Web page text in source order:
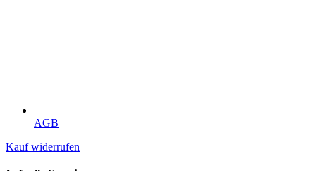
AGB
Kauf widerrufen